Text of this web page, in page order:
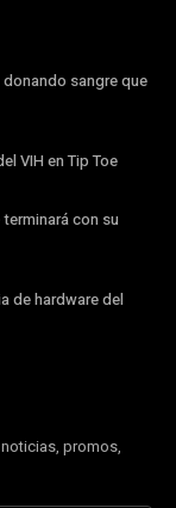
sangre que
VIH en Tip Toe
con su
de hardware del
promos,